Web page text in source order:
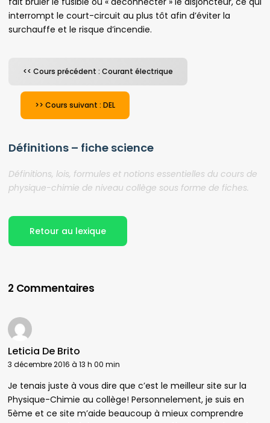
interrompt le court-circuit au plus tôt afin d’éviter la
surchauffe et le risque d’incendie.
<< Cours précédent : Courant électrique
>> Cours suivant : DEL
Définitions – fiche science
Définitions, lois, formules et notions essentielles du cours de
physique-chimie de niveau collège sous forme de fiches.
Retour au lexique
2 Commentaires
Leticia De Brito
3 décembre 2016 à 13 h 00 min
Je tenais juste à vous dire que c’est le meilleur site sur la
Physique-Chimie au collège! Personnelement, je suis en
5ème et ce site m’aide beaucoup à mieux comprendre